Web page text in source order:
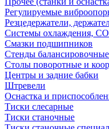
Регулируемые
Резцедержатели,
Системы охлаждения,
Смазки подшипников
Стенды
Столы поворотные и
Центры и задние бабки
Штревели
Оснастка и
Тиски слесарные
Тиски станочные